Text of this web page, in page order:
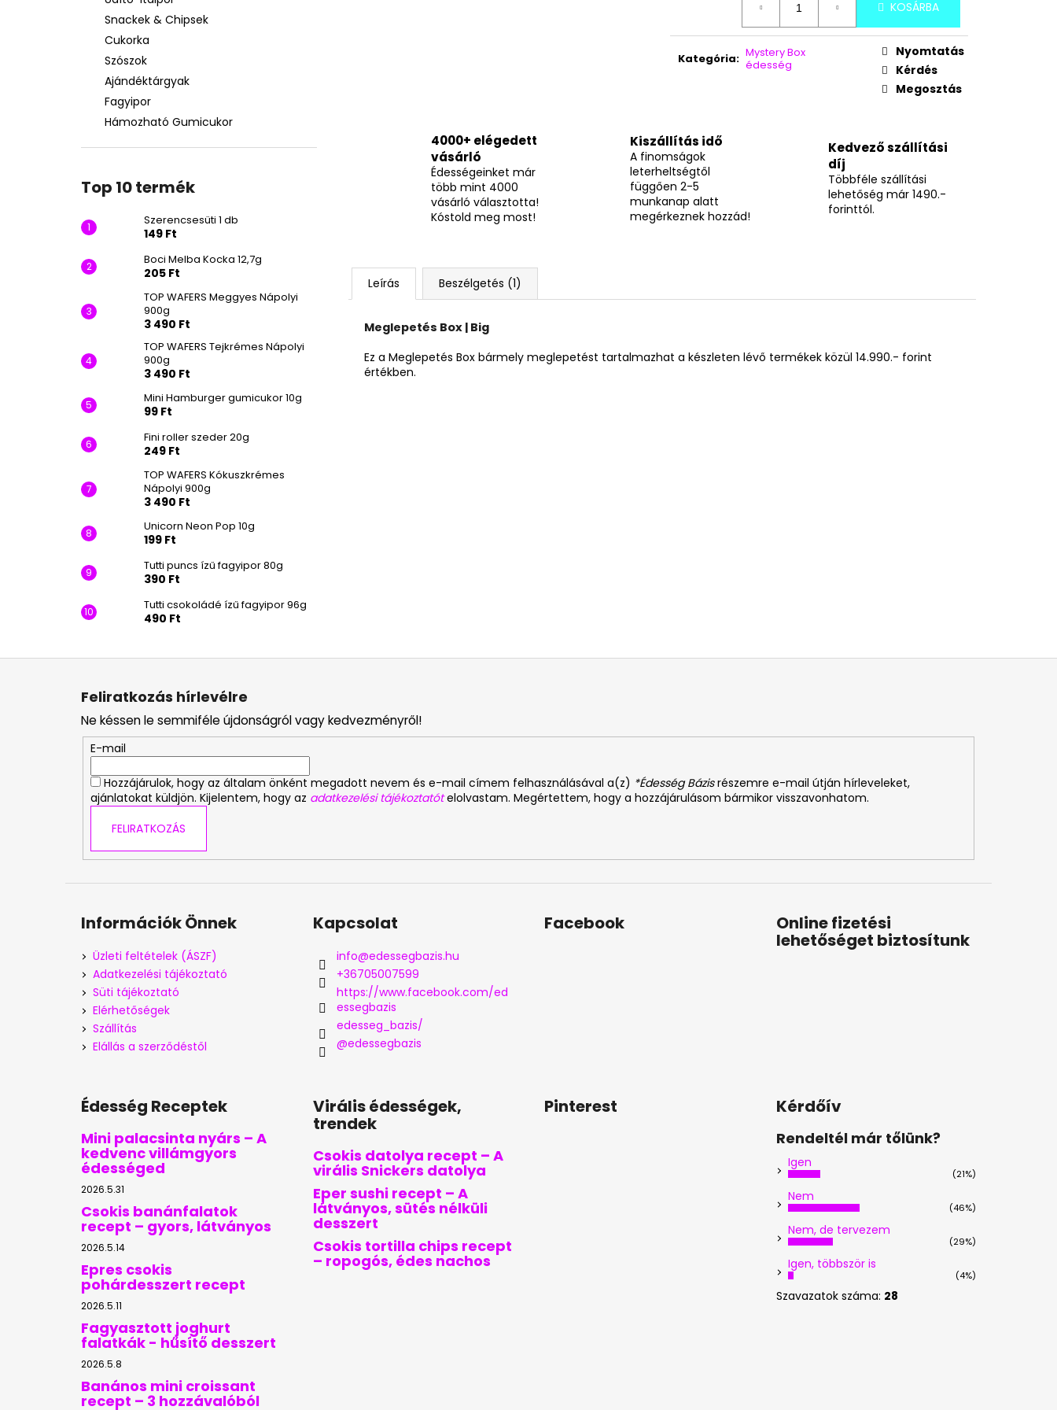
Snackek & Chipsek
Cukorka
Szószok
Ajándéktárgyak
Fagyipor
Hámozható Gumicukor
Top 10 termék
Szerencsesüti 1 db
149 Ft
Boci Melba Kocka 12,7g
205 Ft
TOP WAFERS Meggyes Nápolyi
900g
3 490 Ft
TOP WAFERS Tejkrémes Nápolyi
900g
3 490 Ft
Mini Hamburger gumicukor 10g
99 Ft
Fini roller szeder 20g
249 Ft
TOP WAFERS Kókuszkrémes
Nápolyi 900g
3 490 Ft
Unicorn Neon Pop 10g
199 Ft
Tutti puncs ízű fagyipor 80g
390 Ft
Tutti csokoládé ízű fagyipor 96g
490 Ft
KOSÁRBA
Kategória: Mystery Box
édesség
Nyomtatás
Kérdés
Megosztás
4000+ elégedett
vásárló
Édességeinket már
több mint 4000
vásárló választotta!
Kóstold meg most!
Kiszállítás idő
A finomságok
leterheltségtől
függően 2-5
munkanap alatt
megérkeznek hozzád!
Kedvező szállítási
díj
Többféle szállítási
lehetőség már 1490.-
forinttól.
Leírás Beszélgetés (1)
Meglepetés Box | Big
Ez a Meglepetés Box bármely meglepetést tartalmazhat a készleten lévő termékek közül 14.990.- forint
értékben.
SZERENCSESÜTI 1 DB
149 Ft
TOP WAFERS MEGGYES NÁPOLYI 900G
L
Feliratkozás hírlevélre
Ne késsen le semmiféle újdonságról vagy kedvezményről!
E-mail
Hozzájárulok, hogy az általam önként megadott nevem és e-mail címem felhasználásával a(z) *Édesség Bázisrészemre e-mail útján hírleveleket,
ajánlatokat küldjön. Kijelentem, hogy az adatkezelési tájékoztatót elolvastam. Megértettem, hogy a hozzájárulásom bármikor visszavonhatom.
FELIRATKOZÁS
Információk Önnek
Üzleti feltételek (ÁSZF)
Adatkezelési tájékoztató
Süti tájékoztató
Elérhetőségek
Szállítás
Elállás a szerződéstől
Kapcsolat
info@edessegbazis.hu
+36705007599
https://www.facebook.com/ed
essegbazis
edesseg_bazis/
@edessegbazis
Facebook Online fizetési
lehetőséget biztosítunk
Édesség Receptek
Mini palacsinta nyárs – A
kedvenc villámgyors
édességed
2026.5.31
Csokis banánfalatok
recept – gyors, látványos
2026.5.14
Epres csokis
pohárdesszert recept
2026.5.11
Fagyasztott joghurt
falatkák - hűsítő desszert
2026.5.8
Banános mini croissant
recept – 3 hozzávalóból
Virális édességek,
trendek
Csokis datolya recept – A
virális Snickers datolya
Eper sushi recept – A
látványos, sütés nélküli
desszert
Csokis tortilla chips recept
– ropogós, édes nachos
Pinterest Kérdőív
Rendeltél már tőlünk?
Igen
(21%)
Nem
(46%)
Nem, de tervezem
(29%)
Igen, többször is
(4%)
Szavazatok száma: 28